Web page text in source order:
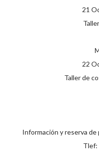
21
22
Taller de
Información y reserva de